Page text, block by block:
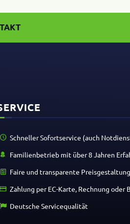
Schneller Sofort­ser­vice (auch
Fami­li­en­be­trieb mit über 8 Jahren
Faire und trans­pa­rente Preisgestaltung
Zahlung per EC-Karte, Rech­nung oder
Deut­sche Servicequalität